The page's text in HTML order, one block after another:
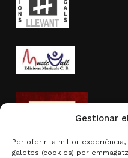
Gestionar
Per oferir la millor
galetes (cookies) per